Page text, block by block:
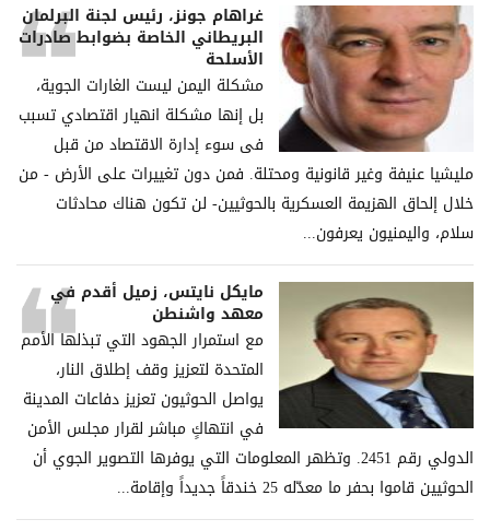
غراھام جونز، رئیس لجنة البرلمان
البریطاني الخاصة بضوابط صادرات
الأسلحة
مشكلة الیمن لیست الغارات الجویة،
بل إنھا مشكلة انھیار اقتصادي تسبب
فی سوء إدارة الاقتصاد من قبل
ملیشیا عنیفة وغیر قانونیة ومحتلة. فمن دون تغییرات على الأرض - من
خلال إلحاق الھزیمة العسكریة بالحوثیین- لن تكون ھناك محادثات
سلام، والیمنیون یعرفون...
مايكل نايتس، زميل أقدم في
معهد واشنطن
مع استمرار الجهود التي تبذلها الأمم
المتحدة لتعزيز وقف إطلاق النار،
يواصل الحوثيون تعزيز دفاعات المدينة
في انتهاكٍ مباشر لقرار مجلس الأمن
الدولي رقم 2451. وتظهر المعلومات التي يوفرها التصوير الجوي أن
الحوثيين قاموا بحفر ما معدّله 25 خندقاً جديداً وإقامة...